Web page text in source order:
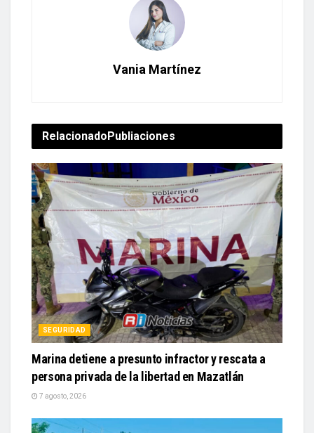
Vania Martínez
RelacionadoPubliaciones
SEGURIDAD
Marina detiene a presunto infractor y rescata a
persona privada de la libertad en Mazatlán
7 agosto, 2026